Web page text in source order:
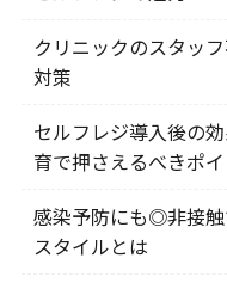
クリニックのスタッ
対策
セルフレジ導入後の
育で押さえるべきポ
感染予防にも◎非接
スタイルとは